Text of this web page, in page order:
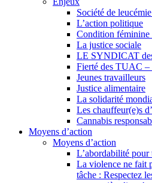
Société de
L’action politique
Condition féminine
La justice sociale
LE SYNDICAT
Fierté des TUAC –
Jeunes travailleurs
Justice alimentaire
La solidarité
Les chauffeur(e)s
Cannabis
Moyens d’action
Moyens d’action
L’abordabilité pour
La violence ne fait
tâche : Respectez